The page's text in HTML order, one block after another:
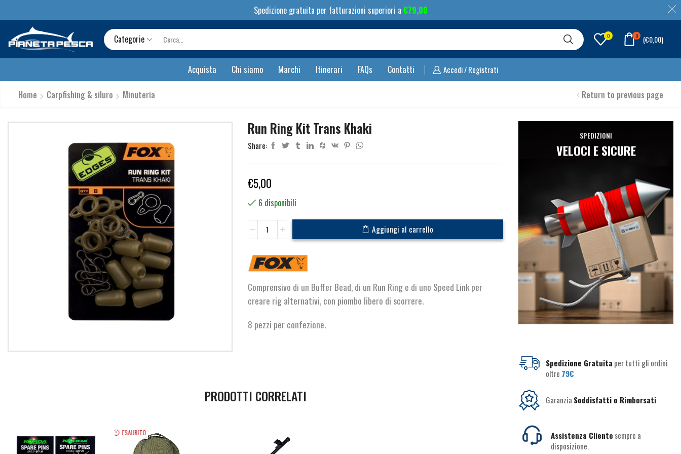
Spedizione gratuita per fatturazioni superiori a €79,00
Categorie
input
0 0 (€0,00)
Acquista Chi siamo Marchi Itinerari FAQs Contatti Accedi / Registrati
Home Carpfishing & siluro Minuteria Return to previous page
Run Ring Kit Trans Khaki
Share:
€5,00
6 disponibili
Ring
Trans
Khaki
Aggiungi al carrello
Comprensivo di un Buffer Bead, di un Run Ring e di uno Speed Link per
creare rig alternativi, con piombo libero di scorrere.
8 pezzi per confezione.
PRODOTTI CORRELATI
ESAURITO
SPEDIZIONI
VELOCI E SICURE
Spedizione Gratuita per tutti gli ordini
oltre 79€
Garanzia Soddisfatti o Rimborsati
Assistenza Cliente sempre a
disposizione.